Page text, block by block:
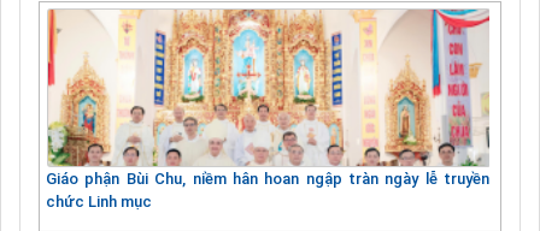
Giáo phận Bùi Chu, niềm hân hoan ngập tràn ngày lễ truyền
chức Linh mục